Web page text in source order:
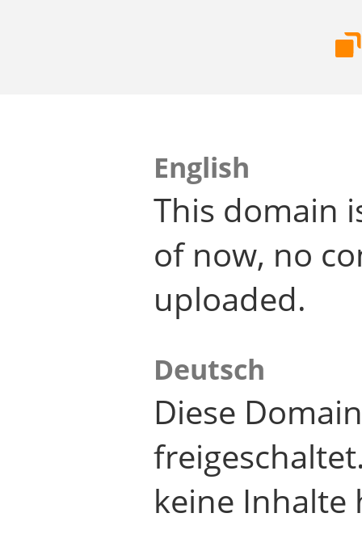
English
This domain
of now, no
uploaded.
Deutsch
Diese
keine Inhalte